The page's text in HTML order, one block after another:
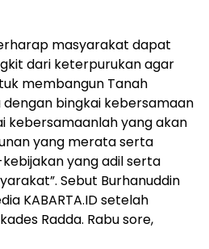
masyarakat dapat
dari keterpurukan agar
membangun Tanah
dengan bingkai kebersamaan
kebersamaanlah yang akan
yang merata serta
yang adil serta
Sebut Burhanuddin
KABARTA.ID setelah
Radda. Rabu sore,